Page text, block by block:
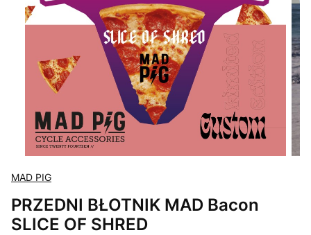
MAD PIG
PRZEDNI BŁOTNIK MAD Bacon
SLICE OF SHRED